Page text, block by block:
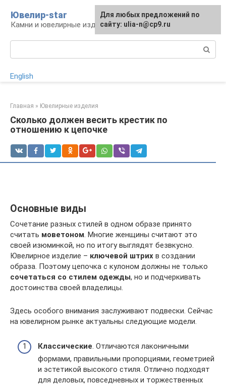
контенту
Ювелир-star
Камни и ювелирные изделия
English
Главная » Ювелирные изделия
Сколько должен весить крестик по
отношению к цепочке
Основные виды
Сочетание разных стилей в одном образе принято
считать моветоном. Многие женщины считают это
своей изюминкой, но по итогу выглядят безвкусно.
Ювелирное изделие – ключевой штрих в создании
образа. Поэтому цепочка с кулоном должны не только
сочетаться со стилем одежды, но и подчеркивать
достоинства своей владелицы.
Здесь особого внимания заслуживают подвески. Сейчас
на ювелирном рынке актуальны следующие модели.
Классические . Отличаются лаконичными
формами, правильными пропорциями, геометрией
и эстетикой высокого стиля. Отлично подходят
для деловых, повседневных и торжественных
Для любых предложений по
сайту: ulia-n@cp9.ru